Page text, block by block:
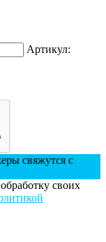
Артикул:
свяжутся с
своих